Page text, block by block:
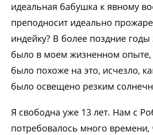
идеальная бабушка к явному
преподносит идеально
индейку? В более поздние годы
было в моем жизненном опыте,
было похоже на это, исчезло,
было освещено резким
Я свободна уже 13 лет. Нам с
потребовалось много времени,